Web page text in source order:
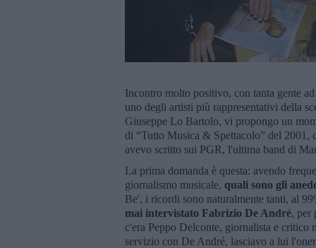
Incontro molto positivo, con tanta gente
uno degli artisti più rappresentativi della
Giuseppe Lo Bartolo, vi propongo un
di “Tutto Musica & Spettacolo” del 2001,
avevo scritto sui PGR, l'ultima band di
La prima domanda è questa: avendo
giornalismo musicale, quali sono gli
Be', i ricordi sono naturalmente tanti, al
mai intervistato Fabrizio De André, per
c'era Peppo Delconte, giornalista e
servizio con De André, lasciavo a lui